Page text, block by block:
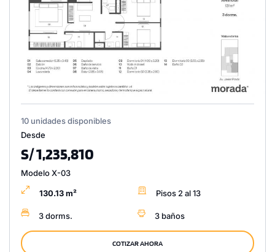
10 unidades disponibles
Desde
S/ 1,235,810
Modelo X-03
130.13 m² Pisos 2 al 13
3 dorms. 3 baños
COTIZAR AHORA